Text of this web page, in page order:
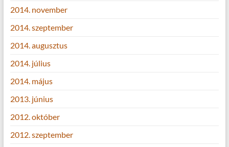
2014. november
2014. szeptember
2014. augusztus
2014. július
2014. május
2013. június
2012. október
2012. szeptember